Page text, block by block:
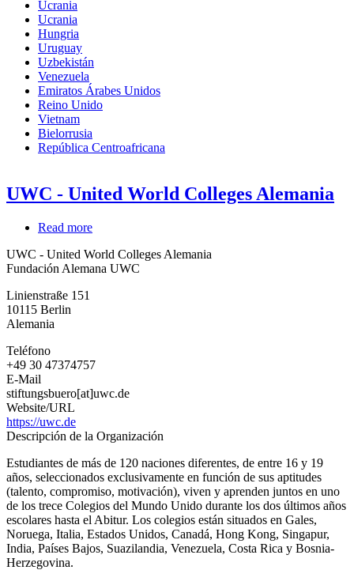
Ucrania
Ucrania
Hungria
Uruguay
Uzbekistán
Venezuela
Emiratos Árabes Unidos
Reino Unido
Vietnam
Bielorrusia
República Centroafricana
UWC - United World Colleges Alemania
Read more
-
United
UWC - United World Colleges Alemania
Fundación Alemana UWC
Linienstraße 151
10115 Berlin
Alemania
Teléfono
+49 30 47374757
E-Mail
stiftungsbuero[at]uwc.de
Website/URL
https://uwc.de
Descripción de la Organización
Estudiantes de más de 120 naciones diferentes, de entre 16 y 19
años, seleccionados exclusivamente en función de sus aptitudes
(talento, compromiso, motivación), viven y aprenden juntos en uno
de los trece Colegios del Mundo Unido durante los dos últimos años
escolares hasta el Abitur. Los colegios están situados en Gales,
Noruega, Italia, Estados Unidos, Canadá, Hong Kong, Singapur,
India, Países Bajos, Suazilandia, Venezuela, Costa Rica y Bosnia-
Herzegovina.